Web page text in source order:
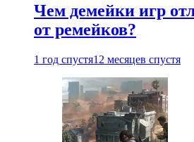
Чем демейки игр
от ремейков?
1 год спустя12 месяцев спустя